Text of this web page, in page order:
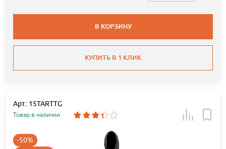
В КОРЗИНУ
КУПИТЬ В 1 КЛИК
Арт.: 15TARTTG
Товар в наличии
-50%